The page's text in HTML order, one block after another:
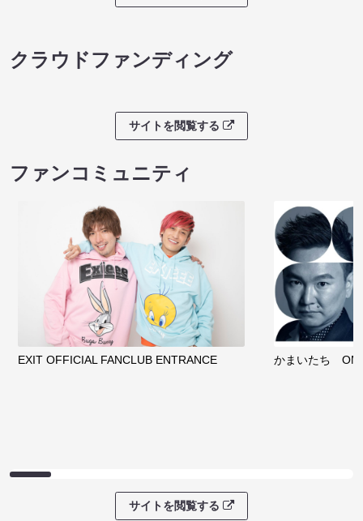
クラウドファンディング
サイトを閲覧する
ファンコミュニティ
EXIT OFFICIAL FANCLUB ENTRANCE かまいたち
サイトを閲覧する